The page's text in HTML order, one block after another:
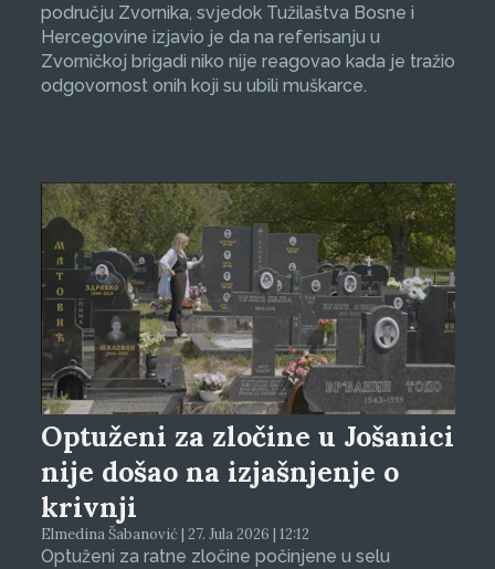
području Zvornika, svjedok Tužilaštva Bosne i
Hercegovine izjavio je da na referisanju u
Zvorničkoj brigadi niko nije reagovao kada je tražio
odgovornost onih koji su ubili muškarce.
Optuženi za zločine u Jošanici
nije došao na izjašnjenje o
krivnji
Elmedina Šabanović | 27. Jula 2026 | 12:12
Optuženi za ratne zločine počinjene u selu